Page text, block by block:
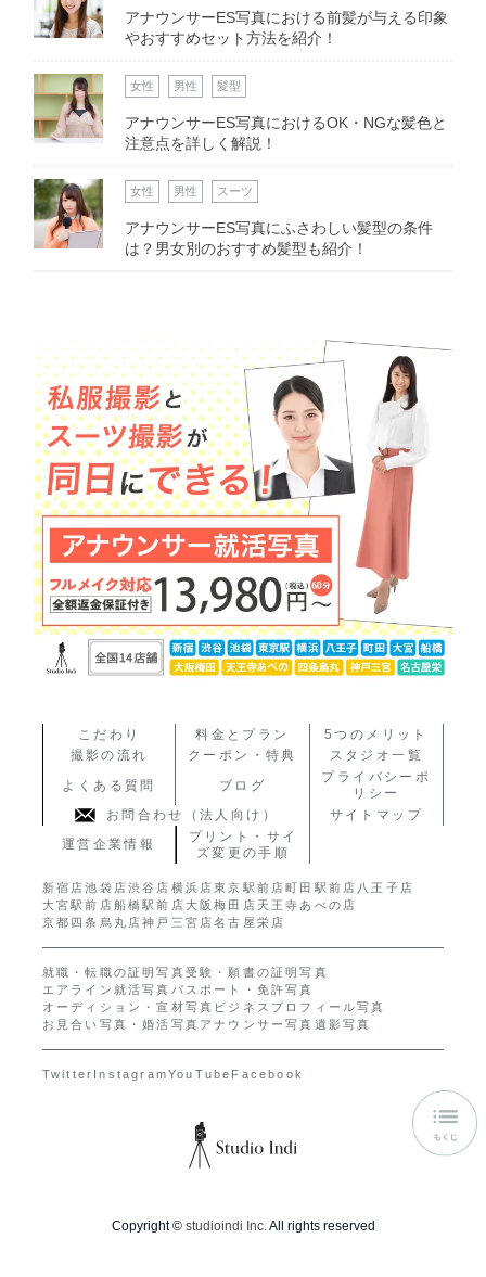
アナウンサーES写真における前髪が与える印象
やおすすめセット方法を紹介！
女性 男性 髪型
アナウンサーES写真におけるOK・NGな髪色と
注意点を詳しく解説！
女性 男性 スーツ
アナウンサーES写真にふさわしい髪型の条件
は？男女別のおすすめ髪型も紹介！
こだわり 料金とプラン
5つのメリット
撮影の流れ
クーポン・特典
スタジオ一覧
よくある質問
ブログ
プライバシーポ
リシー
お問合わせ（法人向け）
サイトマップ
運営企業情報
プリント・サイ
ズ変更の手順
新宿店池袋店渋谷店 横浜店東京駅前店町田駅前店 八王子店
大宮駅前店船橋駅前店大阪梅田店 天王寺あべの店
京都四条烏丸店神戸三宮店名古屋栄店
就職・転職の証明写真 受験・願書の証明写真
エアライン就活写真 パスポート・免許写真
オーディション・宣材写真 ビジネスプロフィール写真
お見合い写真・婚活写真 アナウンサー写真 遺影写真
Twitter InstagramYouTube Facebook
Copyright © studioindi Inc.All rights reserved